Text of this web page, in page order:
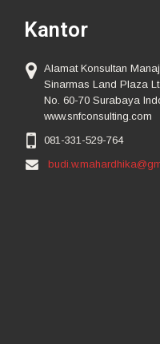
Kantor
Alamat Konsultan
Sinarmas Land Plaza
No. 60-70 Surabaya
www.snfconsulting.com
081-331-529-764